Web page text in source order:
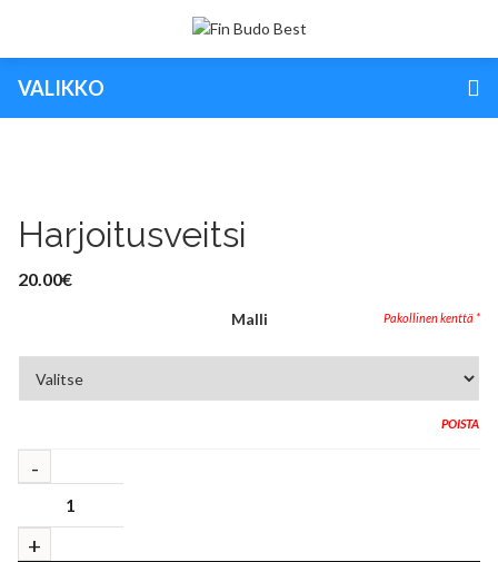
VALIKKO
Harjoitusveitsi
20.00€
Malli
POISTA